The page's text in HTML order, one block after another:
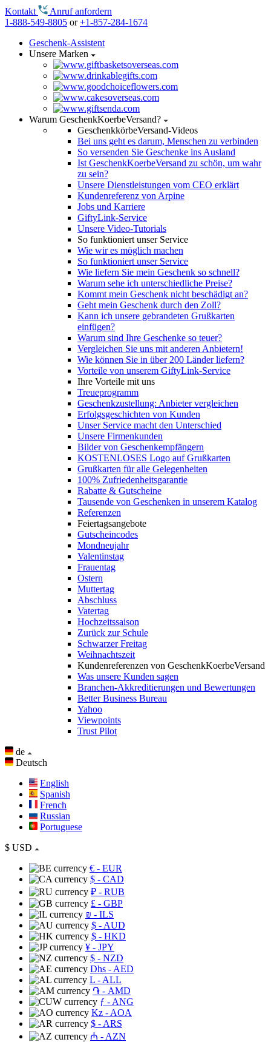
Kontakt
Anruf anfordern
1-888-549-8805 or+1-857-284-1674
Geschenk-Assistent
Unsere Marken
Warum GeschenkKoerbeVersand?
GeschenkkörbeVersand-Videos
Bei uns geht es darum, Menschen zu verbinden
So versenden Sie Geschenke ins Ausland
Ist GeschenkKoerbeVersand zu schön, um wahr
zu sein?
Unsere Dienstleistungen vom CEO erklärt
Kundenreferenz von Arpine
Jobs und Karriere
GiftyLink-Service
Unsere Video-Tutorials
So funktioniert unser Service
Wie wir es möglich machen
So funktioniert unser Service
Wie liefern Sie mein Geschenk so schnell?
Warum sehe ich unterschiedliche Preise?
Kommt mein Geschenk nicht beschädigt an?
Geht mein Geschenk durch den Zoll?
Kann ich unsere gebrandeten Grußkarten
einfügen?
Warum sind Ihre Geschenke so teuer?
Vergleichen Sie uns mit anderen Anbietern!
Wie können Sie in über 200 Länder liefern?
Vorteile von unserem GiftyLink-Service
Ihre Vorteile mit uns
Treueprogramm
Geschenkzustellung: Anbieter vergleichen
Erfolgsgeschichten von Kunden
Unser Service macht den Unterschied
Unsere Firmenkunden
Bilder von Geschenkempfängern
KOSTENLOSES Logo auf Grußkarten
Grußkarten für alle Gelegenheiten
100% Zufriedenheitsgarantie
Rabatte & Gutscheine
Tausende von Geschenken in unserem Katalog
Referenzen
Feiertagsangebote
Gutscheincodes
Mondneujahr
Valentinstag
Frauentag
Ostern
Muttertag
Abschluss
Vatertag
Hochzeitssaison
Zurück zur Schule
Schwarzer Freitag
Weihnachtszeit
Kundenreferenzen von GeschenkKoerbeVersand
Was unsere Kunden sagen
Branchen-Akkreditierungen und Bewertungen
Better Business Bureau
Yahoo
Viewpoints
Trust Pilot
de
Deutsch
English
Spanish
French
Russian
Portuguese
$ USD
€ - EUR
$ - CAD
₽ - RUB
£ - GBP
₪ - ILS
$ - AUD
$ - HKD
¥ - JPY
$ - NZD
Dhs - AED
L - ALL
֏ - AMD
ƒ - ANG
Kz - AOA
$ - ARS
₼ - AZN